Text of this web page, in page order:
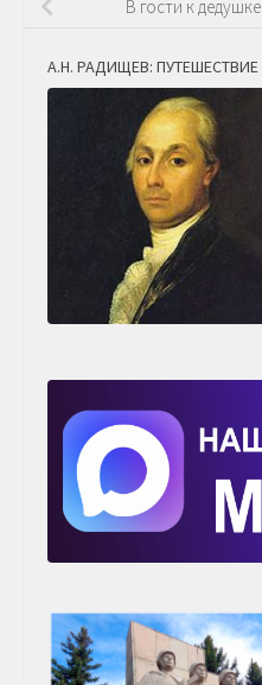
В гости к
А.Н. РАДИЩЕВ: